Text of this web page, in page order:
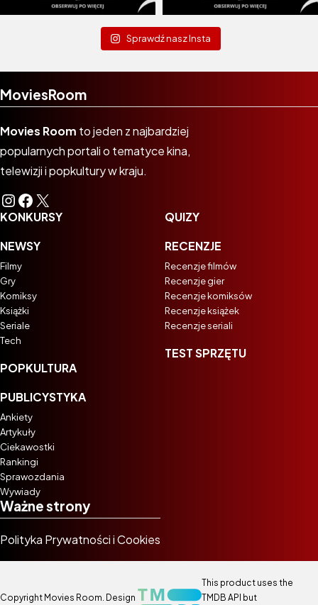
Sprawdź nasz Insta
MoviesRoom
Movies Room to jeden z najbardziej
popularnych portali o tematyce kina,
telewizji i popkultury w kraju.
Instagram
Facebook
X
KONKURSY
NEWSY
Filmy
Gry
Komiksy
Książki
Seriale
Tech
POPKULTURA
PUBLICYSTYKA
Ankiety
Artykuły
Ciekawostki
Rankingi
Sprawozdania
Wywiady
QUIZY
RECENZJE
Recenzje filmów
Recenzje gier
Recenzje komiksów
Recenzje książek
Recenzje seriali
TEST SPRZĘTU
Ważne strony
Polityka Prywatności i Cookies
Copyright Movies Room. Design
This product uses the
TMDB API but